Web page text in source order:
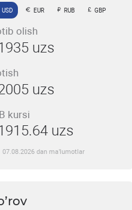
USD EUR RUB GBP
olish
uzs
uzs
kursi
uzs
07.08.2026 dan ma’lumotlar